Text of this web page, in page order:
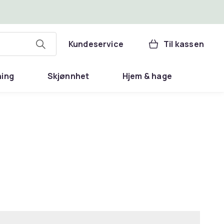
Kundeservice Til kassen
Skjønnhet Hjem & hage